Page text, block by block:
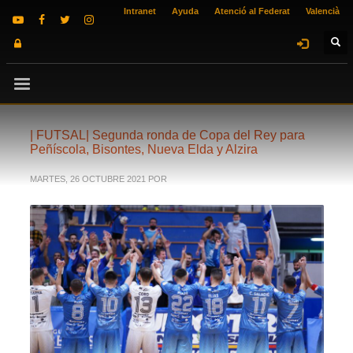
Intranet Ayuda Atenció al Federat Valencià
| FUTSAL| Segunda ronda de Copa del Rey para
Peñíscola, Bisontes, Nueva Elda y Alzira
MARTES, 26 OCTUBRE 2021 POR